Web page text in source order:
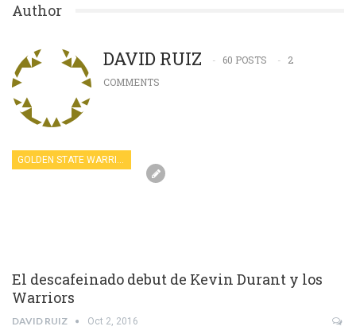
Author
DAVID RUIZ 60 POSTS
2
COMMENTS
El descafeinado debut de Kevin Durant y los
Warriors
DAVID RUIZ Oct 2, 2016